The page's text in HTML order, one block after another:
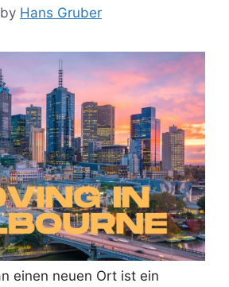
by Hans Gruber
einen neuen Ort ist ein